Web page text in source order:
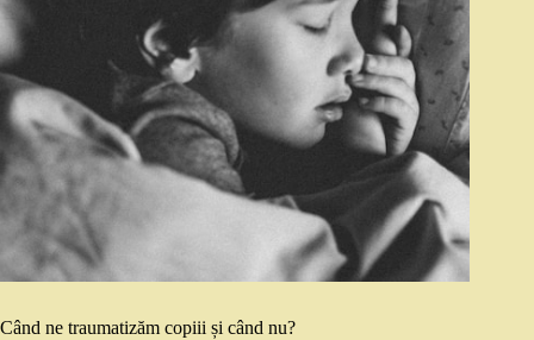
Când ne traumatizăm copiii și când nu?